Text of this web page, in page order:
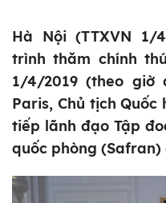
Hà Nội (TTXVN 1/
trình thăm chính
1/4/2019 (theo giờ
Paris, Chủ tịch
tiếp lãnh đạo Tập
quốc phòng (Safran)